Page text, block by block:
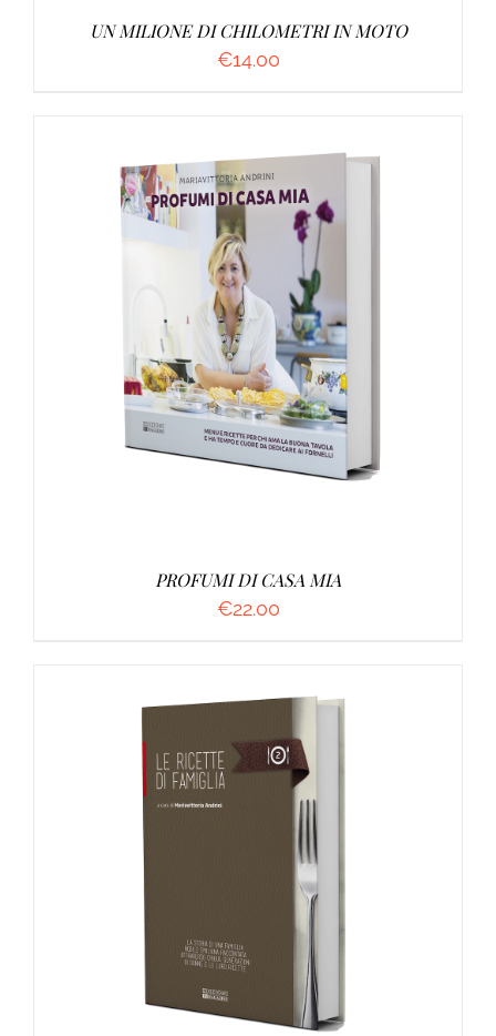
UN MILIONE DI CHILOMETRI IN MOTO
€14.00
AGGIUNGI AL CARRELLO / DETTAGLI
PROFUMI DI CASA MIA
€22.00
/